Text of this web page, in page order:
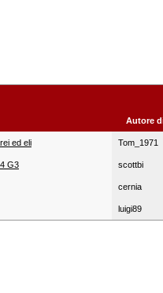
Autore
ed eli Tom_1971
G3 scottbi
cernia
luigi89